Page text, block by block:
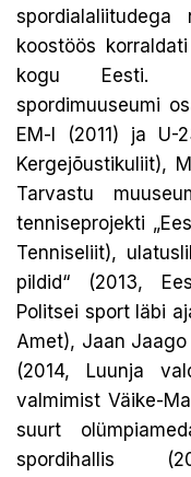
koostöös
kogu Eesti.
spordimuuseumi
EM-l (2011) ja U-
Kergejõustikuliit),
Tarvastu
tenniseprojekti
Tenniseliit),
pildid“ (2013,
Politsei sport läbi
Amet), Jaan
(2014, Luunja
valmimist Väike-
suurt
spordihallis